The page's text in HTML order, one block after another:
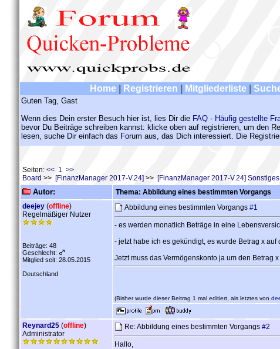
Home Registrieren Mitgliederliste
Guten Tag, Gast
Wenn dies Dein erster Besuch hier ist, lies Dir die FAQ - Häufig gestellte
bevor Du Beiträge schreiben kannst: klicke oben auf registrieren, um den
lesen, suche Dir einfach das Forum aus, das Dich interessiert. Die
Seiten: << 1 >>
Board >> [FinanzManager 2017-V.24] >> [FinanzManager 2017-V.24] Sonstiges
Autor:
Thema: Abbildung eines bestimmten Vorgangs
deejey (offline)
Regelmäßiger Nutzer
Beiträge: 48
Geschlecht:
Mitglied seit: 28.05.2015
Deutschland
Abbildung eines bestimmten Vorgangs #1
- es werden monatlich Beträge in eine
- jetzt habe ich es gekündigt, es wurde Betrag x
Jetzt muss das Vermögenskonto ja um den
(Bisher wurde dieser Beitrag 1 mal editiert, als letztes von
Reynard25 (offline)
Administrator
Re: Abbildung eines bestimmten Vorgangs #2
Hallo,